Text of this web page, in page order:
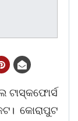
ଟାସ୍କଫୋର୍ସ
କୋରାପୁଟ